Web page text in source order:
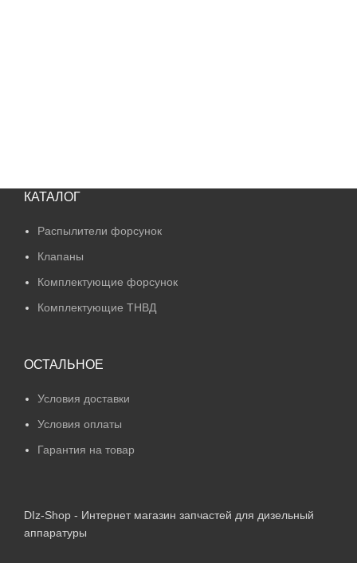
КАТАЛОГ
Распылители форсунок
Клапаны
Комплектующие форсунок
Комплектующие ТНВД
ОСТАЛЬНОЕ
Условия доставки
Условия оплаты
Гарантия на товар
DIz-Shop - Интернет магазин запчастей для дизельный
аппаратуры